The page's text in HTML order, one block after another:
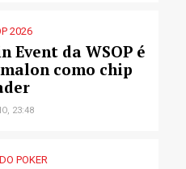
2026
Event da WSOP é
como chip
23:48
POKER